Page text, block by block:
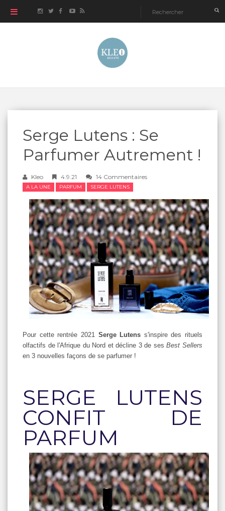
Serge Lutens : Se
Parfumer Autrement !
Kleo 4.9.21 14 Commentaires
A LA UNE PARFUM SERGE LUTENS
Pour cette rentrée 2021 Serge Lutens s'inspire des rituels
olfactifs de l'Afrique du Nord et décline 3 de sesBest Sellers
en 3 nouvelles façons de se parfumer !
SERGE LUTENS
CONFIT DE
PARFUM